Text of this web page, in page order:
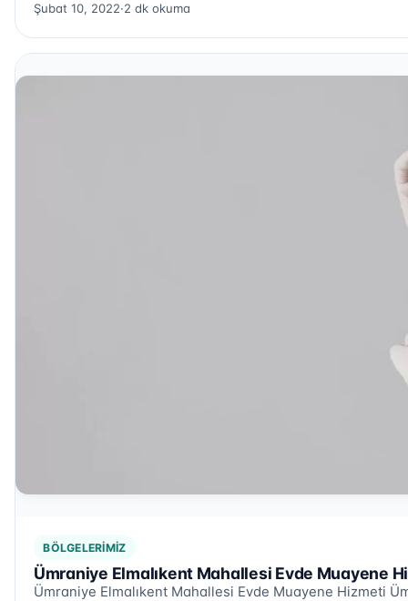
Şubat 10, 2022·2 dk okuma
BÖLGELERIMIZ
Ümraniye Elmalıkent Mahallesi Evde Muayene
Ümraniye Elmalıkent Mahallesi Evde Muayene Hizmeti